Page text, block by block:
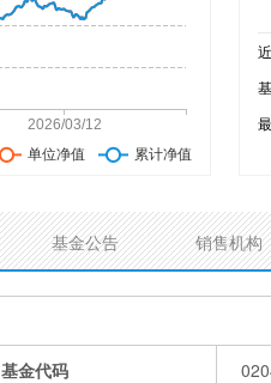
基金公告 销售机构
基金代码